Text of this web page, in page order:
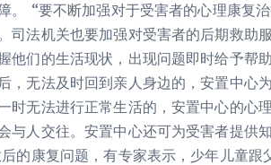
。 “要不断加强对于受害者的心理康复
司法机关也要加强对受害者的后期救助
他们的生活现状，出现问题即时给予帮
，无法及时回到亲人身边的，安置中心
时无法进行正常生活的，安置中心的心
与人交往。安置中心还可为受害者提供
的康复问题，有专家表示，少年儿童跟